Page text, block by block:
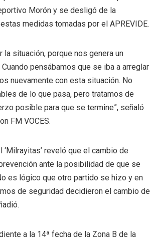
Morón y se desligó de la
medidas tomadas por el APREVIDE.
la situación, porque nos genera un
pensábamos que se iba a arreglar
nuevamente con esta situación. No
de lo que pasa, pero tratamos de
posible para que se termine”, señaló
FM VOCES.
reveló que el cambio de
ante la posibilidad de que se
es lógico que otro partido se hizo y en
de seguridad decidieron el cambio de
a la 14ª fecha de la Zona B de la